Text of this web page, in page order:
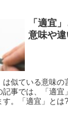
「適宜
意味や
は似ている意味
記事では、「適
。「適宜」とは